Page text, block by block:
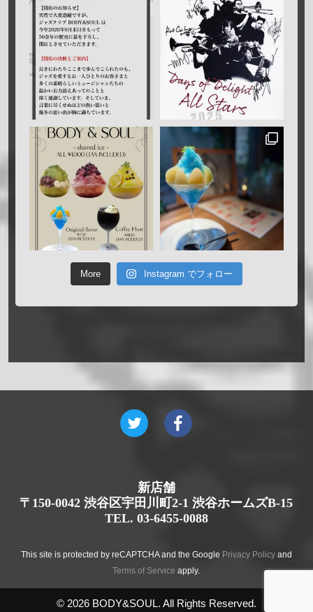
More Instagram でフォロー
新店舗
〒150-0042 渋谷区宇田川町2-1 渋谷ホームズB-15
TEL. 03-6455-0088
This site is protected by reCAPTCHA and the Google Privacy Policyand
Terms of Service apply.
© 2026 BODY&SOUL. All Rights Reserved.